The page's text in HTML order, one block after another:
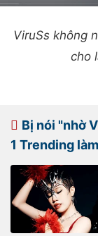
ViruSs không
cho
Bị nói "nhờ
1 Trending